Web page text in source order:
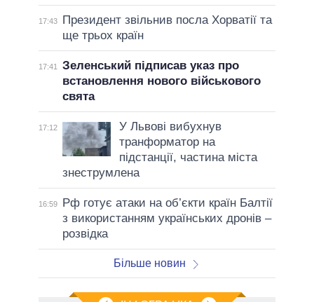
17:43
Президент звільнив посла Хорватії та
ще трьох країн
17:41
Зеленський підписав указ про
встановлення нового військового
свята
17:12
У Львові вибухнув
транформатор на
підстанції, частина міста
знеструмлена
16:59
Рф готує атаки на об’єкти країн Балтії
з використанням українських дронів –
розвідка
Більше новин